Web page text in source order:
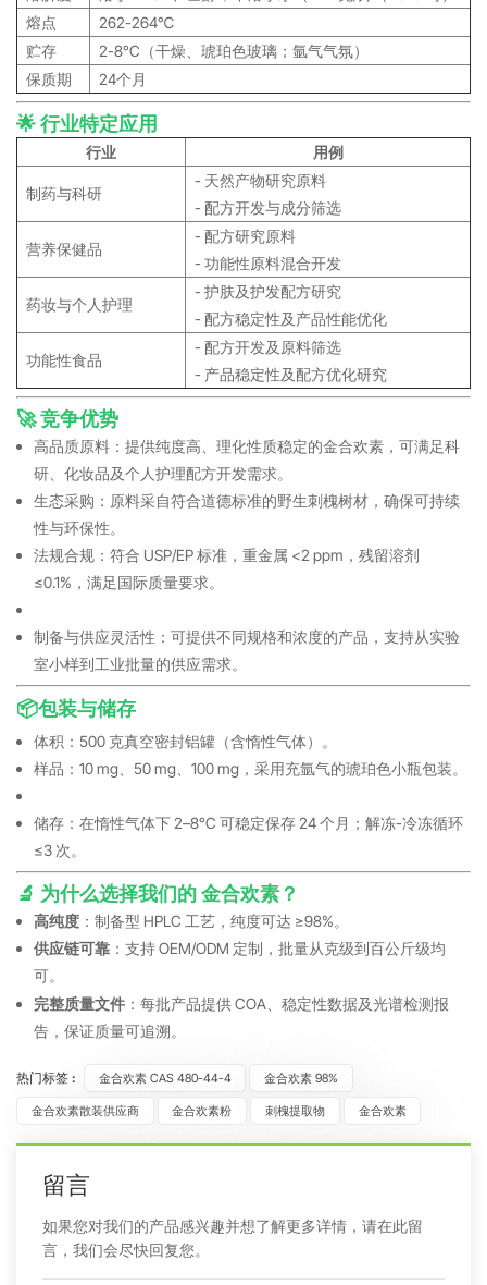
熔点
262-264℃
贮存
2-8°C（干燥、琥珀色玻璃；氩气气氛）
保质期
24个月
🌟 行业特定应用
行业 用例
制药与科研
- 天然产物研究原料
- 配方开发与成分筛选
营养保健品
- 配方研究原料
- 功能性原料混合开发
药妆与个人护理
- 护肤及护发配方研究
- 配方稳定性及产品性能优化
功能性食品
- 配方开发及原料筛选
- 产品稳定性及配方优化研究
🚀 竞争优势
高品质原料：提供纯度高、理化性质稳定的金合欢素，可满足科
研、化妆品及个人护理配方开发需求。
生态采购：原料采自符合道德标准的野生刺槐树材，确保可持续
性与环保性。
法规合规：符合 USP/EP 标准，重金属 <2 ppm，残留溶剂
≤0.1%，满足国际质量要求。
制备与供应灵活性：可提供不同规格和浓度的产品，支持从实验
室小样到工业批量的供应需求。
📦包装与储存
体积：500 克真空密封铝罐（含惰性气体）。
样品：10 mg、50 mg、100 mg，采用充氩气的琥珀色小瓶包装。
储存：在惰性气体下 2–8°C 可稳定保存 24 个月；解冻-冷冻循环
≤3 次。
🔬 为什么选择我们的 金合欢素？
高纯度 ：制备型 HPLC 工艺，纯度可达 ≥98%。
供应链可靠 ：支持 OEM/ODM 定制，批量从克级到百公斤级均
可。
完整质量文件 ：每批产品提供 COA、稳定性数据及光谱检测报
告，保证质量可追溯。
热门标签 : 金合欢素 CAS 480-44-4 金合欢素 98%
金合欢素散装供应商 金合欢素粉 刺槐提取物 金合欢素
留言
如果您对我们的产品感兴趣并想了解更多详情，请在此留
言，我们会尽快回复您。